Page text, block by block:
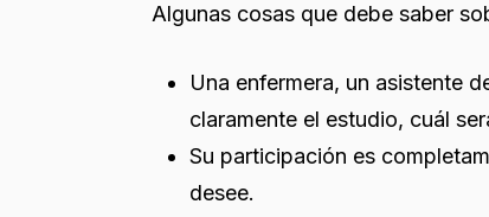
Algunas cosas que debe saber
Una enfermera, un asistente
claramente el estudio, cuál
Su participación es
desee.